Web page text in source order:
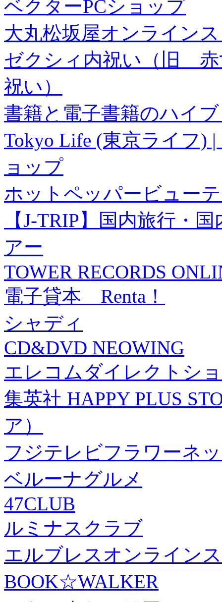
ベクターPCショップ
大丸松坂屋オンライン
ゼクシィ内祝い（旧 赤
祝い）
書籍と電子書籍のハイ
Tokyo Life (東京ライフ)
ョップ
ホットペッパービュー
【J-TRIP】国内旅行・
アー
TOWER RECORDS
電子貸本 Renta！
シャディ
CD&DVD NEOWING
エレコムダイレクトシ
集英社 HAPPY PLUS
ア）
フジテレビフラワーネ
ベルーナグルメ
47CLUB
ルミナスクラブ
エルブレスオンライン
BOOK☆WALKER